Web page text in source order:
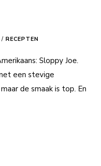
/ RECEPTEN
Sloppy Joe.
een stevige
de smaak is top. En